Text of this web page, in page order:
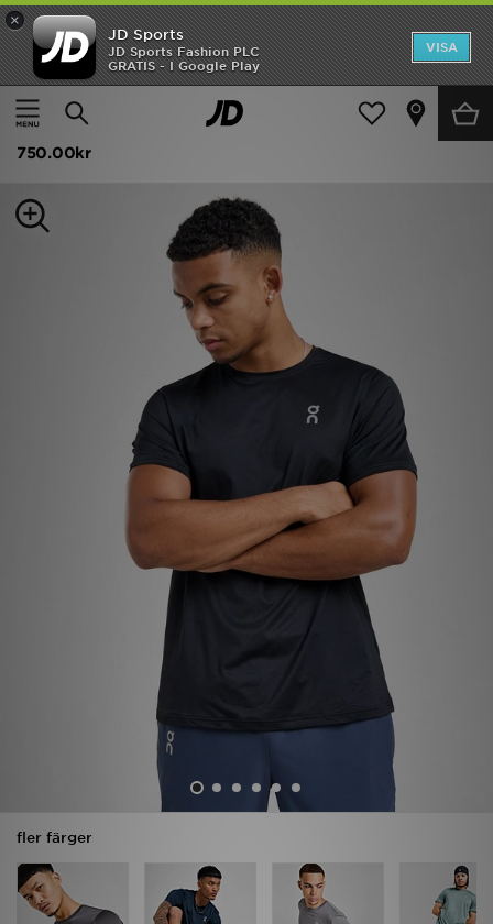
×
JD Sports
JD Sports Fashion PLC
GRATIS - I Google Play
VISA
Hem
Herr Herrkläder T-Shirts och Linnen
On Running T-shirt Herr
750.00kr
fler färger
Hem
Rea
Dam
Ladda ner appen
Mina meddelanden